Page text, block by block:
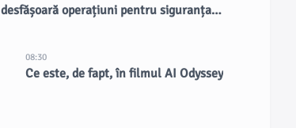
desfășoară operațiuni pentru siguranța
08:30
Ce este, de fapt, în filmul AI Odyssey